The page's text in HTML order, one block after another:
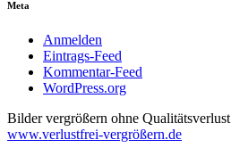
Meta
Anmelden
Eintrags-Feed
Kommentar-Feed
WordPress.org
Bilder vergrößern ohne Qualitätsverlust
www.verlustfrei-vergrößern.de